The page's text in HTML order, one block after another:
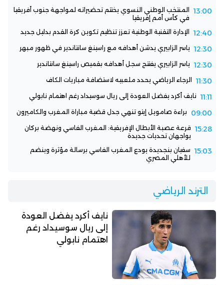
13:00
المنتخب الوطني النسوي يختتم تحضيراته لمواجهة جنوب أفريقيا
في كأس أمم إفريقيا
12:40 الإدارة التقنية الوطنية تعزز تنظيم تكوين كرة القدم بدليل جديد
12:30 ياسر الزابيري يدشن أهدافه مع راسينغ سانتاندير في ظهور مبهر
12:30 ياسر الزابيري يفتتح سجل أهدافه بقميص راسينغ سانتاندير
11:30 الرجاء الرياضي يحدد ملعبيه لاستضافة مباريات الكاف
11:11 نايف أكرد يفضل العودة إلى ريال سوسيداد رغم اهتمام نابولي
09:00 براءة صامويل إيتو تنهي جدل قضية مباراة المغرب والكاميرون
15:28 قرعة عصبة الأبطال الإفريقية: المغرب الفاسي ونهضة بركان
يواجهان تحديات جديدة
15:03 سفيان بنجديدة يودع المغرب الفاسي برسالة مؤثرة وينضم
للأهلي المصري
الترند الرياضي
نايف أكرد يفضل العودة
إلى ريال سوسيداد رغم
اهتمام نابولي